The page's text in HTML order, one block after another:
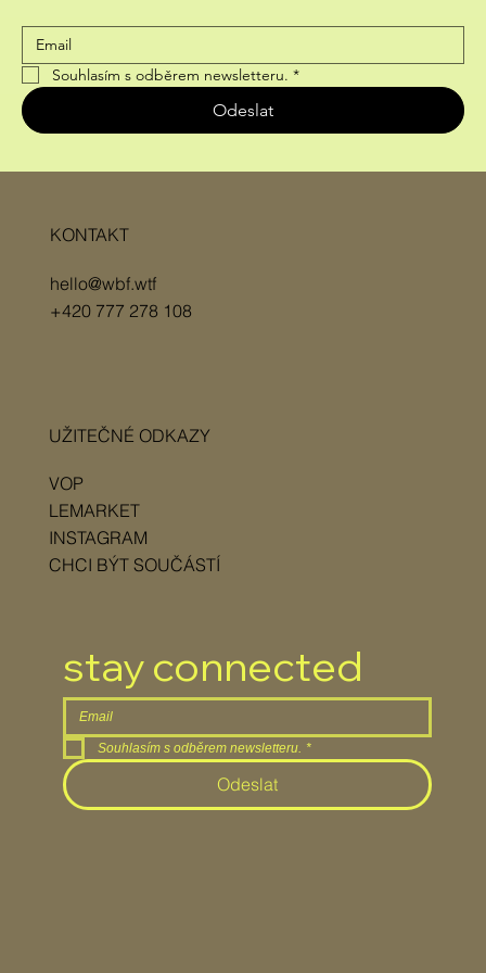
Souhlasím s odběrem newsletteru. *
Odeslat
KONTAKT
hello@wbf.wtf
+420 777 278 108
UŽITEČNÉ ODKAZY
VOP
LEMARKET
INSTAGRAM
CHCI BÝT SOUČÁSTÍ
stay connected
Souhlasím s odběrem newsletteru. *
Odeslat